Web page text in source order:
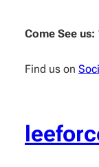
content
Come See us:
Find us on